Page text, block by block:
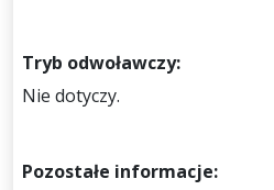
Tryb odwoławczy:
Nie dotyczy.
Pozostałe informacje: